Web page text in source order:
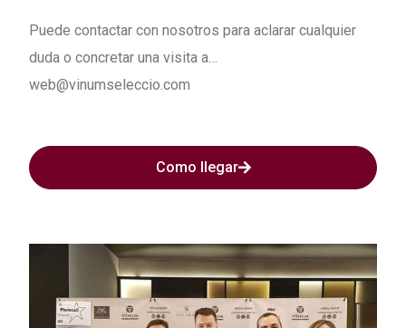
Puede contactar con nosotros para aclarar cualquier
duda o concretar una visita a…
web@vinumseleccio.com
Como llegar